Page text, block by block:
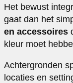
Het bewust
gaat dan het
en accessoires
kleur moet
Achtergronden
locaties en